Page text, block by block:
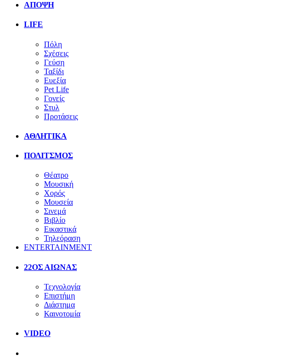
ΑΠΟΨΗ
LIFE
Πόλη
Σχέσεις
Γεύση
Ταξίδι
Ευεξία
Pet Life
Γονείς
Στυλ
Προτάσεις
ΑΘΛΗΤΙΚΑ
ΠΟΛΙΤΣΜΟΣ
Θέατρο
Μουσική
Χορός
Μουσεία
Σινεμά
Βιβλίο
Εικαστικά
Τηλεόραση
ENTERTAINMENT
22ΟΣ ΑΙΩΝΑΣ
Τεχνολογία
Επιστήμη
Διάστημα
Καινοτομία
VIDEO